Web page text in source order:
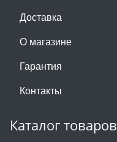
Доставка
О магазине
Гарантия
Контакты
Каталог товаров